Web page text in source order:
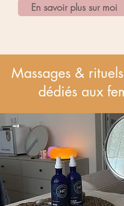
En savoir plus sur moi
Massages &
dédiés aux